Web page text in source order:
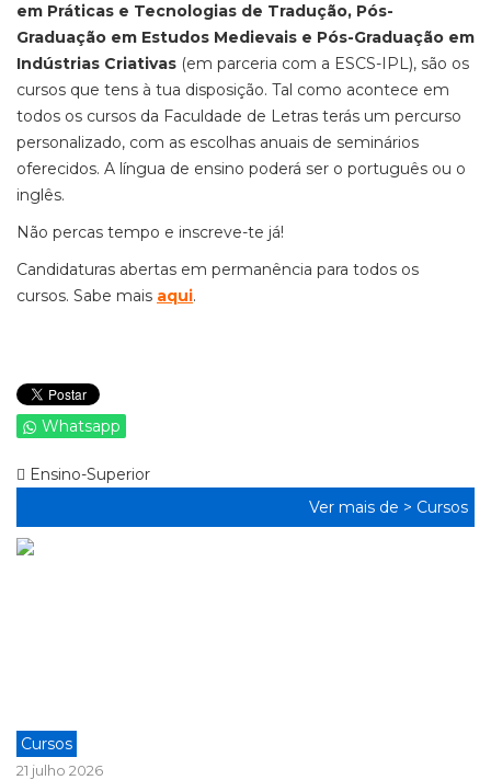
em Práticas e Tecnologias de Tradução, Pós-
Graduação em Estudos Medievais e Pós-Graduação em
Indústrias Criativas (em parceria com a ESCS-IPL), são os
cursos que tens à tua disposição. Tal como acontece em
todos os cursos da Faculdade de Letras terás um percurso
personalizado, com as escolhas anuais de seminários
oferecidos. A língua de ensino poderá ser o português ou o
inglês.
Não percas tempo e inscreve-te já!
Candidaturas abertas em permanência para todos os
cursos. Sabe mais aqui.
Whatsapp
Ensino-Superior
Ver mais de > Cursos
Cursos
21 julho 2026